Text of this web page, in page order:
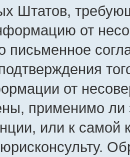
Штатов,
от
письменное
от
применимо ли
или к самой